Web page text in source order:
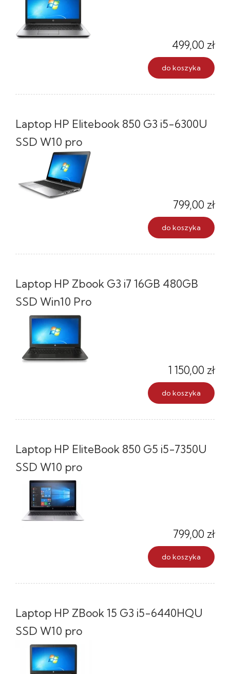
499,00 zł
do koszyka
Laptop HP Elitebook 850 G3 i5-6300U
SSD W10 pro
799,00 zł
do koszyka
Laptop HP Zbook G3 i7 16GB 480GB
SSD Win10 Pro
1 150,00 zł
do koszyka
Laptop HP EliteBook 850 G5 i5-7350U
SSD W10 pro
799,00 zł
do koszyka
Laptop HP ZBook 15 G3 i5-6440HQU
SSD W10 pro